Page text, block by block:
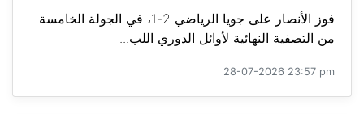
فوز الأنصار على جويا الرياضي 2-1، في الجولة الخامسة
من التصفية النهائية لأوائل الدوري اللب...
28-07-2026 23:57 pm